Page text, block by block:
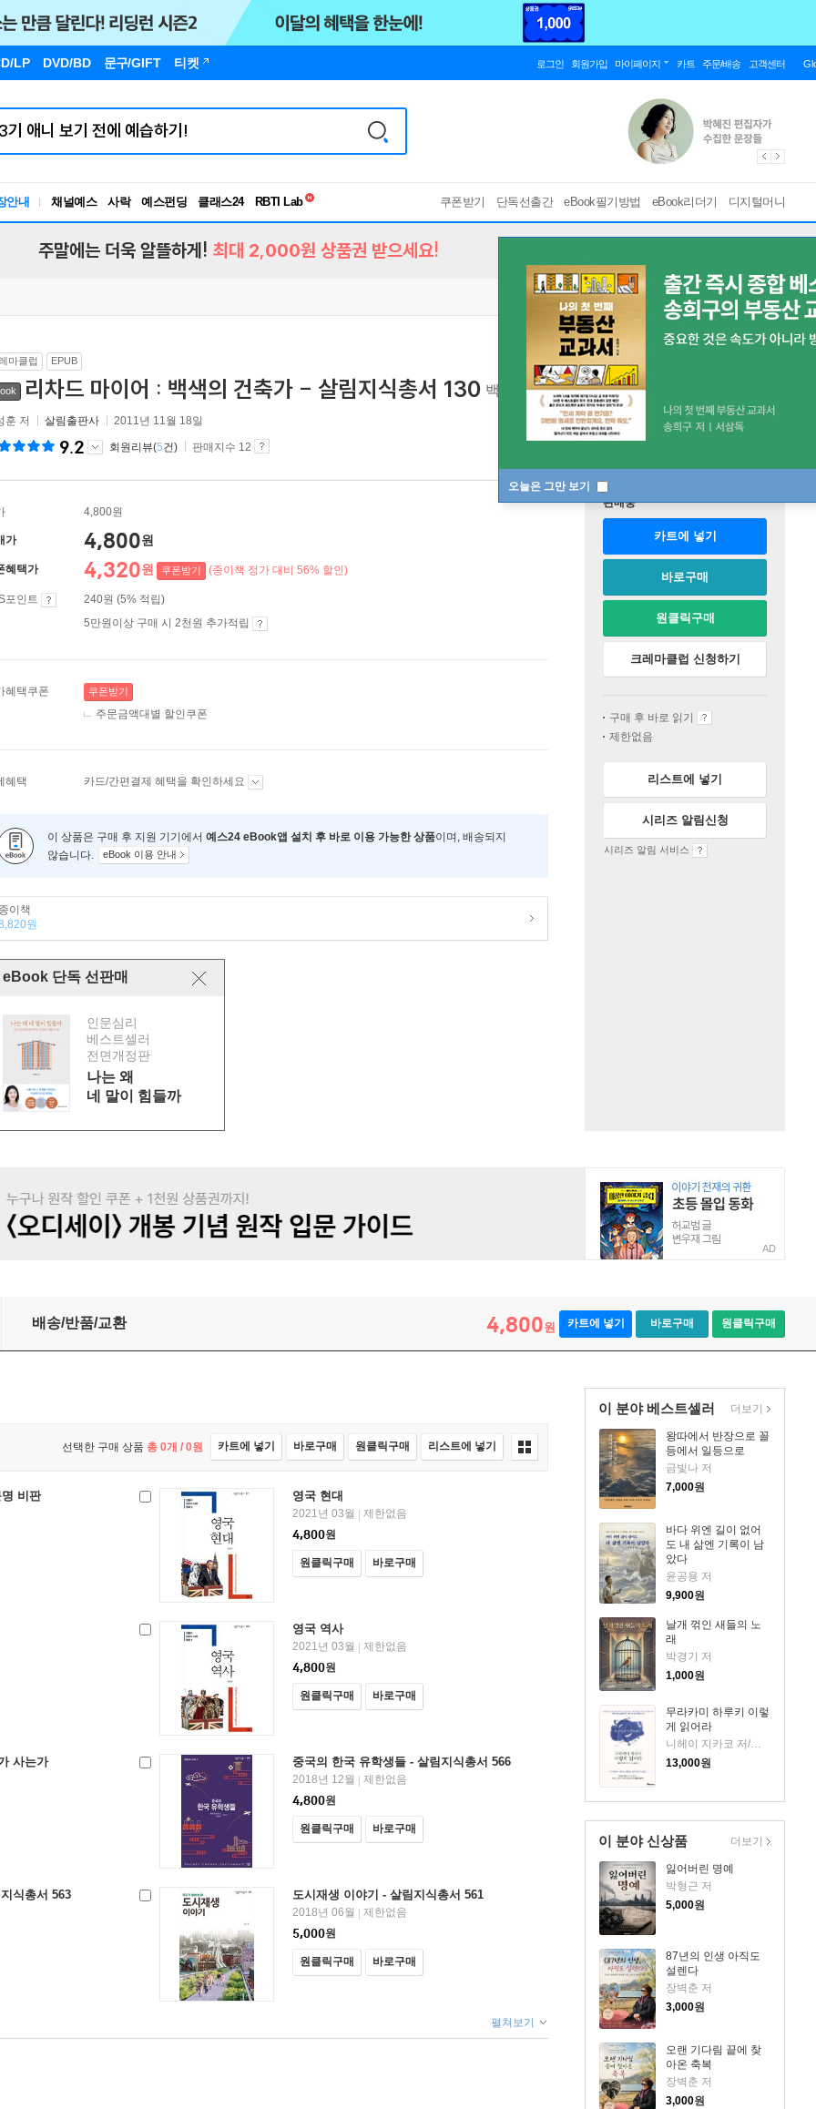
LP DVD/BD 문구/GIFT 티켓 로그인 회원가입 마이페이지 카트 주문/배송 고객센터
안내 채널예스 사락 예스펀딩 클래스24
독서유형검사
쿠폰받기 단독선출간 eBook필기방법 eBook리더기 디지털머니
오늘은 그만 보기
주말에는 더욱 알뜰하게! 최대 2,000원 상품권 받으세요!
마클럽 EPUB
리차드 마이어 : 백색의 건축가 - 살림지식총서 130 백색의 건축가[ EPUB ]
훈 저 살림출판사 2011년 11월 18일
9.2 회원리뷰(5건) 판매지수 12
4,800원
가 4,800원
혜택가 4,320원 쿠폰받기 (종이책 정가 대비 56% 할인)
포인트
240원 (5% 적립)
5만원이상 구매 시 2천원 추가적립
혜택쿠폰 쿠폰받기
주문금액대별 할인쿠폰
혜택 카드/간편결제 혜택을 확인하세요
이 상품은 구매 후 지원 기기에서 예스24 eBook앱 설치 후 바로 이용 가능한 상품이며, 배송되지
않습니다.
eBook 이용 안내
이책
원
eBook 단독 선판매
인문심리
베스트셀러
전면개정판
나는 왜
네 말이 힘들까
판매중
카트에 넣기
바로구매
원클릭구매
크레마클럽 신청하기
구매 후 바로 읽기
제한없음
리스트에 넣기
시리즈 알림신청
시리즈 알림 서비스
AD
배송/반품/교환 4,800원 카트에 넣기 바로구매 원클릭구매
이 분야 베스트셀러
왕따에서 반장으로 꼴
등에서 일등으로
금빛나 저
7,000원
바다 위엔 길이 없어
도 내 삶엔 기록이 남
았다
윤공용 저
9,900원
날개 꺾인 새들의 노
래
박경기 저
1,000원
무라카미 하루키 이렇
게 읽어라
13,000원
더보기
이 분야 신상품
잃어버린 명예
박형근 저
5,000원
87년의 인생 아직도
설렌다
장벽춘 저
3,000원
오랜 기다림 끝에 찾
아온 축복
장벽춘 저
3,000원
더보기
선택한 구매 상품 총 0개 / 0원 카트에 넣기 바로구매 원클릭구매 리스트에 넣기
비판 영국 현대
2021년 03월 | 제한없음
4,800원
원클릭구매 바로구매
영국 역사
2021년 03월 | 제한없음
4,800원
원클릭구매 바로구매
사는가 중국의 한국 유학생들 - 살림지식총서 566
2018년 12월 | 제한없음
4,800원
원클릭구매 바로구매
식총서 563 도시재생 이야기 - 살림지식총서 561
2018년 06월 | 제한없음
5,000원
원클릭구매 바로구매
펼쳐보기